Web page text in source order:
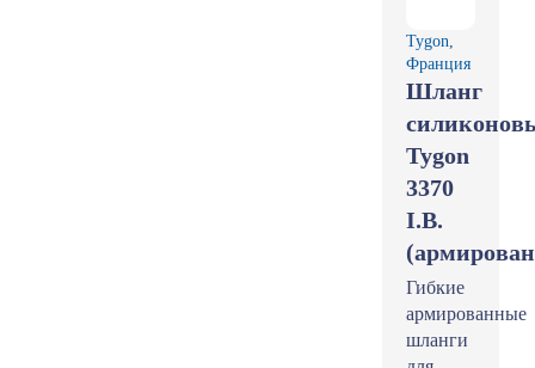
Tygon,
Франция
Шланг
Tygon
3370
I.B.
Гибкие
армированные
шланги